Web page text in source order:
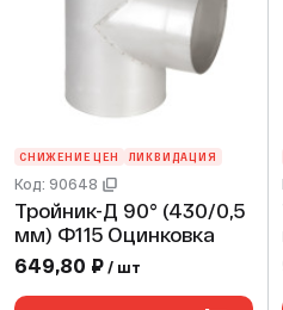
СНИЖЕНИЕ ЦЕН ЛИКВИДАЦИЯ
Код: 90648
Тройник-Д 90° (430/0,5
мм) Ф115 Оцинковка
649,80 ₽ / шт